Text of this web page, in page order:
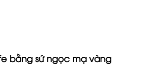
bằng sứ ngọc mạ vàng